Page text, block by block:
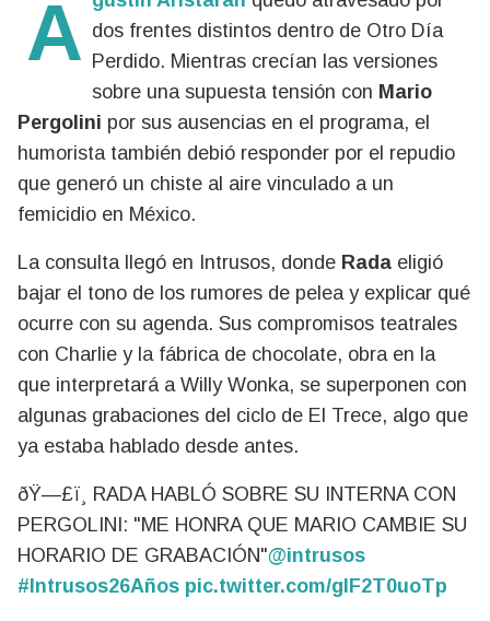
dos frentes distintos dentro de Otro Día
Perdido. Mientras crecían las versiones
sobre una supuesta tensión con Mario
Pergolini por sus ausencias en el programa, el
humorista también debió responder por el repudio
que generó un chiste al aire vinculado a un
femicidio en México.
La consulta llegó en Intrusos, donde Rada eligió
bajar el tono de los rumores de pelea y explicar qué
ocurre con su agenda. Sus compromisos teatrales
con Charlie y la fábrica de chocolate, obra en la
que interpretará a Willy Wonka, se superponen con
algunas grabaciones del ciclo de El Trece, algo que
ya estaba hablado desde antes.
ðŸ—£ï¸ RADA HABLÓ SOBRE SU INTERNA CON
PERGOLINI: "ME HONRA QUE MARIO CAMBIE SU
HORARIO DE GRABACIÓN"@intrusos
#Intrusos26Años pic.twitter.com/glF2T0uoTp